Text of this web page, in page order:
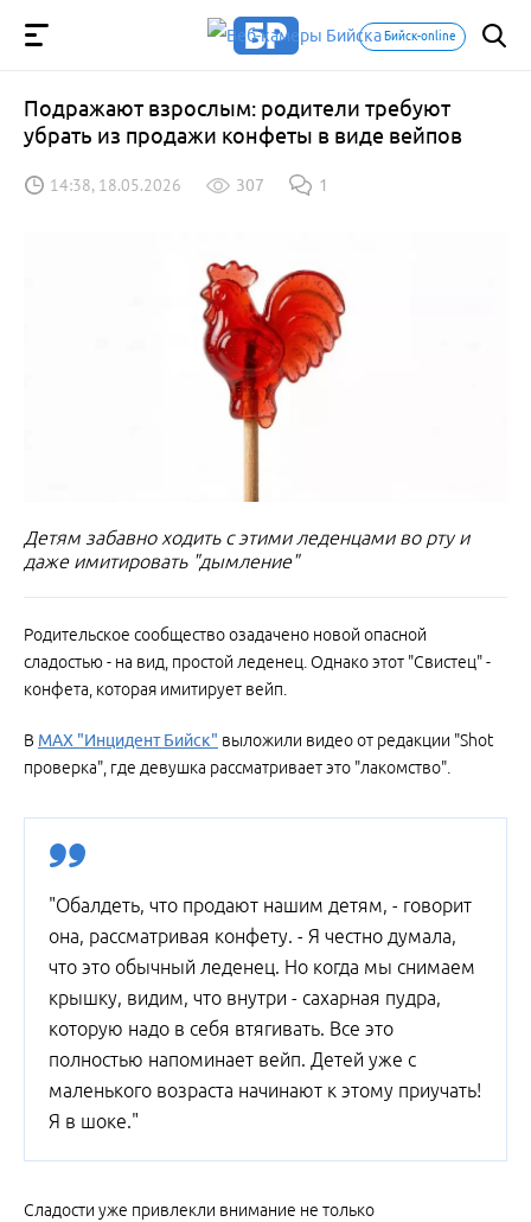
Бийск-online
Подражают взрослым: родители требуют
убрать из продажи конфеты в виде вейпов
14:38, 18.05.2026 307 1
Детям забавно ходить с этими леденцами во рту и
даже имитировать "дымление"
Родительское сообщество озадачено новой опасной
сладостью - на вид, простой леденец. Однако этот "Свистец" -
конфета, которая имитирует вейп.
В МАХ "Инцидент Бийск" выложили видео от редакции "Shot
проверка", где девушка рассматривает это "лакомство".
"Обалдеть, что продают нашим детям, - говорит
она, рассматривая конфету. - Я честно думала,
что это обычный леденец. Но когда мы снимаем
крышку, видим, что внутри - сахарная пудра,
которую надо в себя втягивать. Все это
полностью напоминает вейп. Детей уже с
маленького возраста начинают к этому приучать!
Я в шоке."
Сладости уже привлекли внимание не только